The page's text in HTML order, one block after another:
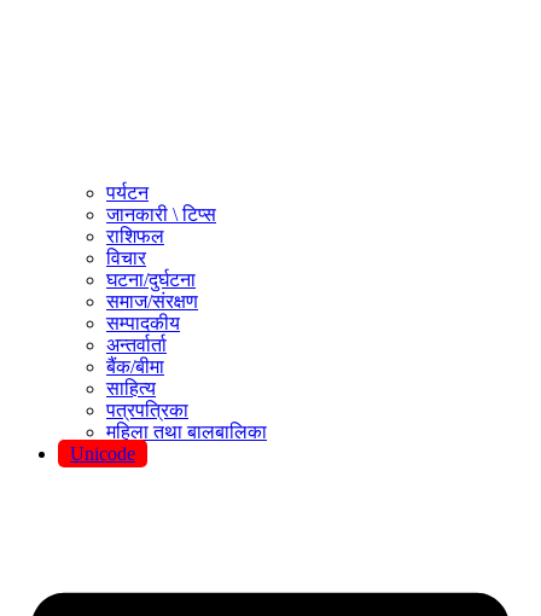
पर्यटन
जानकारी \ टिप्स
राशिफल
विचार
घटना/दुर्घटना
समाज/संरक्षण
सम्पादकीय
अन्तर्वार्ता
बैंक/बीमा
साहित्य
पत्रपत्रिका
महिला तथा बालबालिका
Unicode